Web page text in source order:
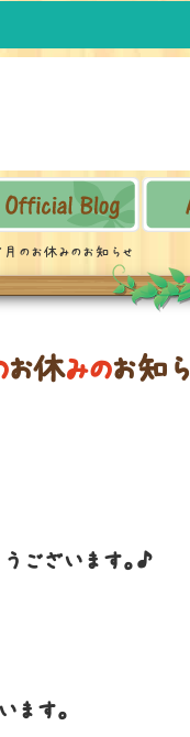
月のお休みのお知らせ
お休みのお知ら
ございます。♪
す。